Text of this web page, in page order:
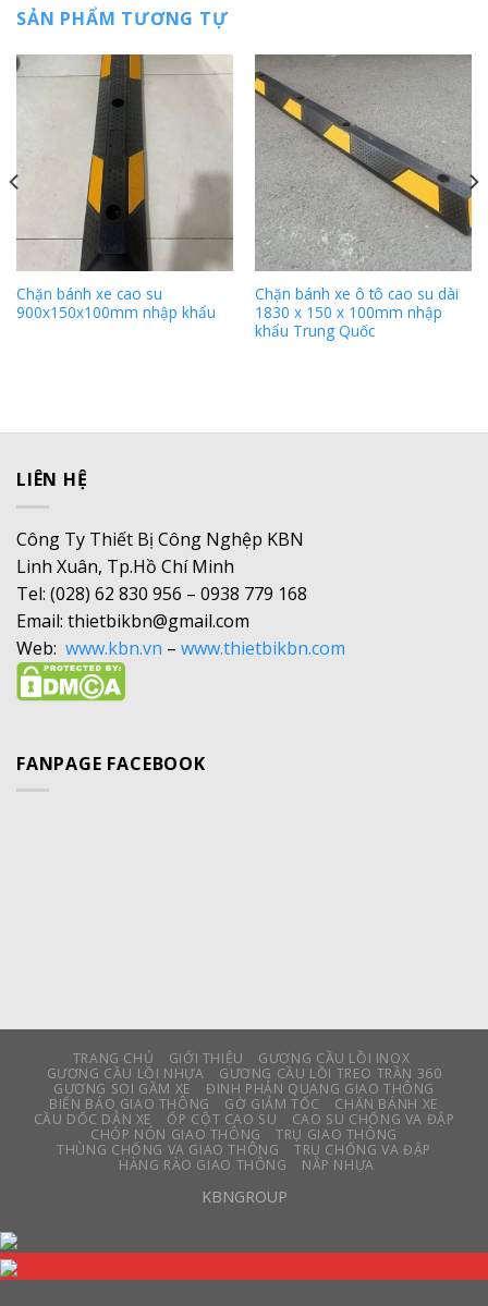
SẢN PHẨM TƯƠNG TỰ
Chặn bánh xe cao su
900x150x100mm nhập khẩu
Chặn bánh xe ô tô cao su dài
1830 x 150 x 100mm nhập
khẩu Trung Quốc
LIÊN HỆ
Công Ty Thiết Bị Công Nghệp KBN
Linh Xuân, Tp.Hồ Chí Minh
Tel: (028) 62 830 956 – 0938 779 168
Email: thietbikbn@gmail.com
Web: www.kbn.vn – www.thietbikbn.com
FANPAGE FACEBOOK
TRANG CHỦ GIỚI THIỆU
GƯƠNG CẦU LỒI INOX
GƯƠNG CẦU LỒI NHỰA
GƯƠNG CẦU LỒI TREO TRẦN 360
GƯƠNG SOI GẦM XE
ĐINH PHẢN QUANG GIAO THÔNG
BIỂN BÁO GIAO THÔNG
GỜ GIẢM TỐC
CHẶN BÁNH XE
CẦU DỐC DẪN XE
ỐP CỘT CAO SU
CAO SU CHỐNG VA ĐẬP
CHÓP NÓN GIAO THÔNG
TRỤ GIAO THÔNG
THÙNG CHỐNG VA GIAO THÔNG
TRỤ CHỐNG VA ĐẬP
HÀNG RÀO GIAO THÔNG
NẮP NHỰA
KBNGROUP